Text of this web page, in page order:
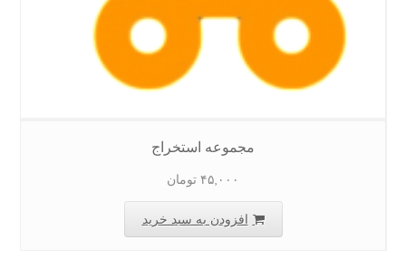
مجموعه استخراج
۴۵,۰۰۰ تومان
افزودن به سبد خرید